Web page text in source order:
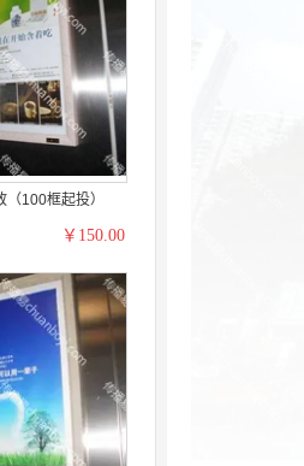
100框起投）
￥150.00